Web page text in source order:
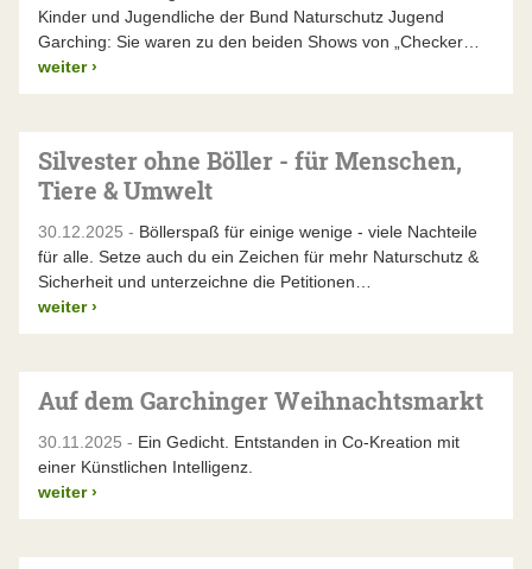
Kinder und Jugendliche der Bund Naturschutz Jugend
Garching: Sie waren zu den beiden Shows von „Checker…
weiter ›
Silvester ohne Böller - für Menschen,
Tiere & Umwelt
30.12.2025 - Böllerspaß für einige wenige - viele Nachteile
für alle. Setze auch du ein Zeichen für mehr Naturschutz &
Sicherheit und unterzeichne die Petitionen…
weiter ›
Auf dem Garchinger Weihnachtsmarkt
30.11.2025 - Ein Gedicht. Entstanden in Co-Kreation mit
einer Künstlichen Intelligenz.
weiter ›